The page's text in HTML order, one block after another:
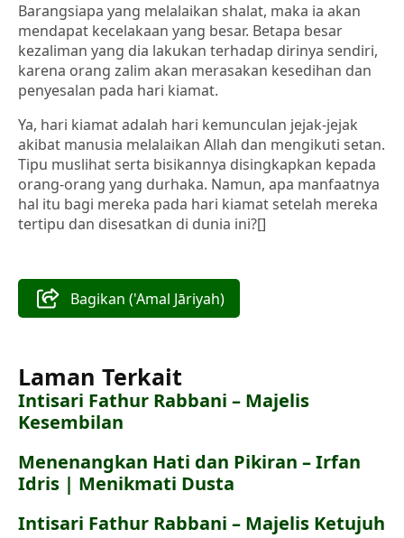
Barangsiapa yang melalaikan shalat, maka ia akan
mendapat kecelakaan yang besar. Betapa besar
kezaliman yang dia lakukan terhadap dirinya sendiri,
karena orang zalim akan merasakan kesedihan dan
penyesalan pada hari kiamat.
Ya, hari kiamat adalah hari kemunculan jejak-jejak
akibat manusia melalaikan Allah dan mengikuti setan.
Tipu muslihat serta bisikannya disingkapkan kepada
orang-orang yang durhaka. Namun, apa manfaatnya
hal itu bagi mereka pada hari kiamat setelah mereka
tertipu dan disesatkan di dunia ini?[]
Bagikan ('Amal Jāriyah)
Laman Terkait
Intisari Fathur Rabbani – Majelis
Kesembilan
Menenangkan Hati dan Pikiran – Irfan
Idris | Menikmati Dusta
Intisari Fathur Rabbani – Majelis Ketujuh